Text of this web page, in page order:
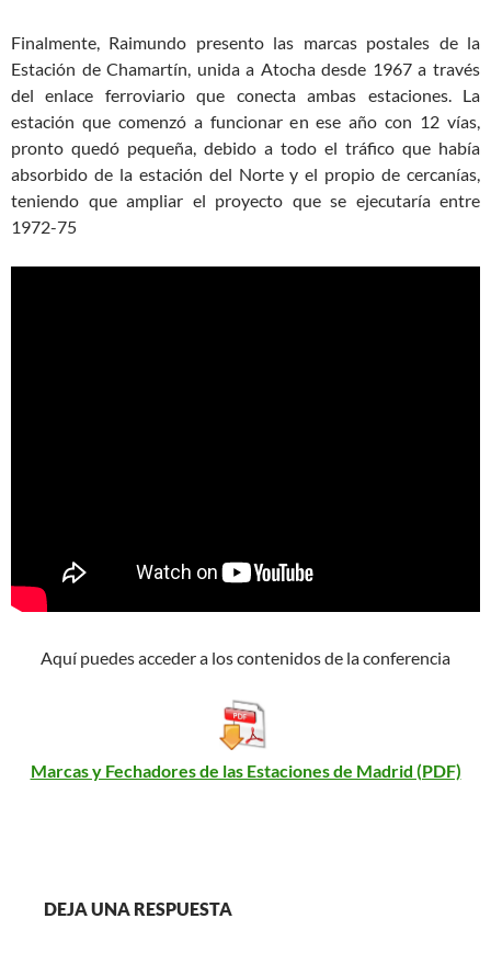
Finalmente, Raimundo presento las marcas postales de la
Estación de Chamartín, unida a Atocha desde 1967 a través
del enlace ferroviario que conecta ambas estaciones. La
estación que comenzó a funcionar en ese año con 12 vías,
pronto quedó pequeña, debido a todo el tráfico que había
absorbido de la estación del Norte y el propio de cercanías,
teniendo que ampliar el proyecto que se ejecutaría entre
1972-75
Aquí puedes acceder a los contenidos de la conferencia
Marcas y Fechadores de las Estaciones de Madrid (PDF)
DEJA UNA RESPUESTA